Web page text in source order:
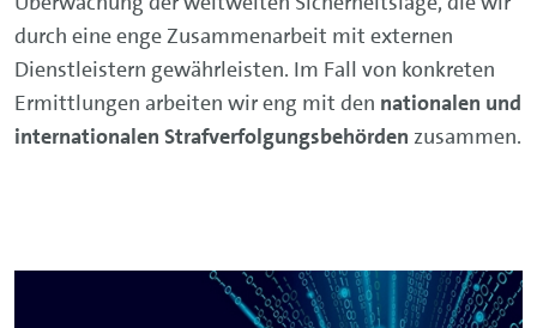
durch eine enge Zusammenarbeit mit externen
Dienstleistern gewährleisten. Im Fall von konkreten
Ermittlungen arbeiten wir eng mit den nationalen und
internationalen Strafverfolgungsbehörden zusammen.